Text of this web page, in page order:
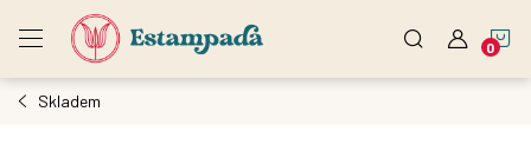
Skladem